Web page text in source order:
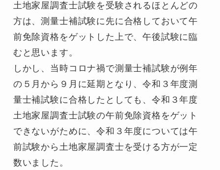
土地家屋調査士試験を受験されるほとんどの
方は、測量士補試験に先に合格しておいて午
前免除資格をゲットした上で、午後試験に臨
むと思います。
しかし、当時コロナ禍で測量士補試験が例年
の５月から９月に延期となり、令和３年度測
量士補試験に合格したとしても、令和３年度
土地家屋調査士試験の午前免除資格をゲット
できないがために、令和３年度については午
前試験から土地家屋調査士を受ける方が一定
数いました。